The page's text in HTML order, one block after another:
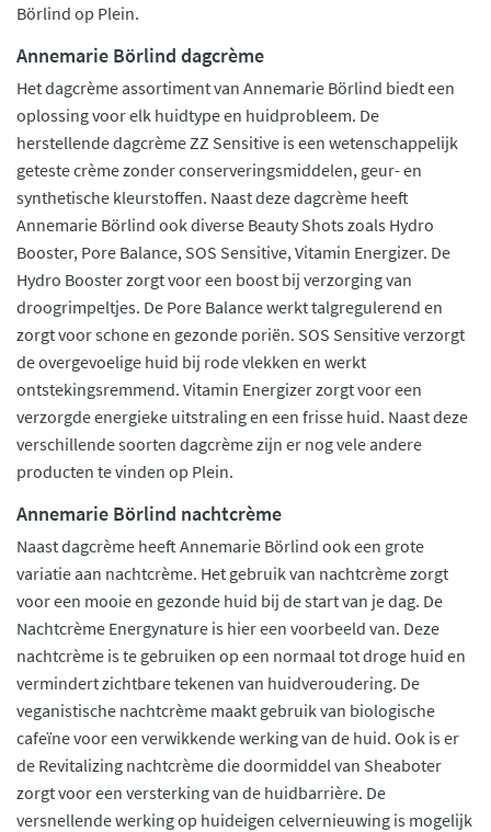
Börlind op Plein.
Annemarie Börlind dagcrème
Het dagcrème assortiment van Annemarie Börlind biedt een
oplossing voor elk huidtype en huidprobleem. De
herstellende dagcrème ZZ Sensitive is een wetenschappelijk
geteste crème zonder conserveringsmiddelen, geur- en
synthetische kleurstoffen. Naast deze dagcrème heeft
Annemarie Börlind ook diverse Beauty Shots zoals Hydro
Booster, Pore Balance, SOS Sensitive, Vitamin Energizer. De
Hydro Booster zorgt voor een boost bij verzorging van
droogrimpeltjes. De Pore Balance werkt talgregulerend en
zorgt voor schone en gezonde poriën. SOS Sensitive verzorgt
de overgevoelige huid bij rode vlekken en werkt
ontstekingsremmend. Vitamin Energizer zorgt voor een
verzorgde energieke uitstraling en een frisse huid. Naast deze
verschillende soorten dagcrème zijn er nog vele andere
producten te vinden op Plein.
Annemarie Börlind nachtcrème
Naast dagcrème heeft Annemarie Börlind ook een grote
variatie aan nachtcrème. Het gebruik van nachtcrème zorgt
voor een mooie en gezonde huid bij de start van je dag. De
Nachtcrème Energynature is hier een voorbeeld van. Deze
nachtcrème is te gebruiken op een normaal tot droge huid en
vermindert zichtbare tekenen van huidveroudering. De
veganistische nachtcrème maakt gebruik van biologische
cafeïne voor een verwikkende werking van de huid. Ook is er
de Revitalizing nachtcrème die doormiddel van Sheaboter
zorgt voor een versterking van de huidbarrière. De
versnellende werking op huideigen celvernieuwing is mogelijk